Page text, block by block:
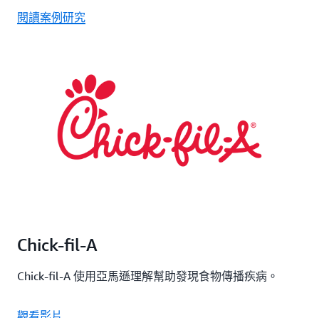
閱讀案例研究
Chick-fil-A
Chick-fil-A 使用亞馬遜理解幫助發現食物傳播疾病。